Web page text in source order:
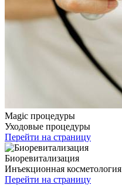
Magic процедуры
Уходовые процедуры
Перейти на страницу
Биоревитализация
Инъекционная косметология
Перейти на страницу